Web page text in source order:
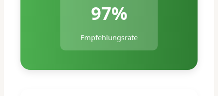
97%
Empfehlungsrate